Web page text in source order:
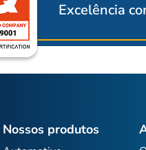
Excelência
Nossos produtos